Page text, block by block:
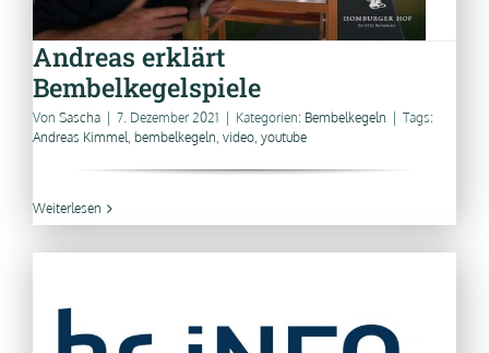
Andreas erklärt
Bembelkegelspiele
Von Sascha 7. Dezember 2021 Kategorien: Bembelkegeln
Tags:
Andreas Kimmel, bembelkegeln, video, youtube
Weiterlesen